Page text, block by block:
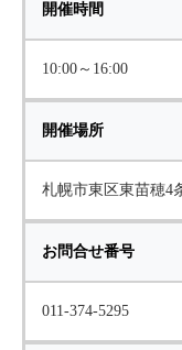
開催時間
10:00～16:00
開催場所
札幌市東区東苗穂4
お問合せ番号
011-374-5295